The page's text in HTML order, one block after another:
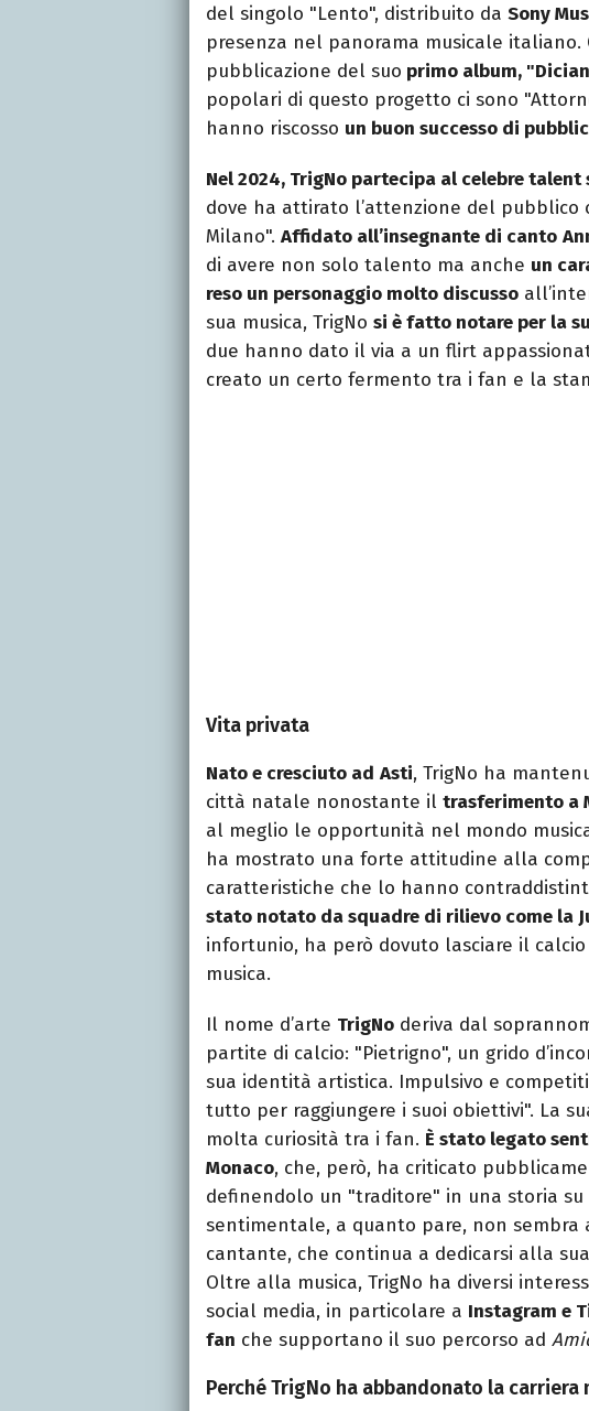
del singolo "Lento", distribuito da Sony
presenza nel panorama musicale
pubblicazione del suo primo album,
popolari di questo progetto ci sono
hanno riscosso un buon successo di
Nel 2024, TrigNo partecipa al celebre talent
dove ha attirato l’attenzione del
Milano". Affidato all’insegnante di canto
di avere non solo talento ma anche un
reso un personaggio molto discusso
sua musica, TrigNo si è fatto notare per la
due hanno dato il via a un flirt
creato un certo fermento tra i fan e la
Vita privata
Nato e cresciuto ad Asti, TrigNo ha
città natale nonostante il trasferimento a
al meglio le opportunità nel mondo
ha mostrato una forte attitudine alla
caratteristiche che lo hanno
stato notato da squadre di rilievo come la
infortunio, ha però dovuto lasciare il
musica.
Il nome d’arte TrigNo deriva dal
partite di calcio: "Pietrigno", un grido
sua identità artistica. Impulsivo e
tutto per raggiungere i suoi obiettivi". La
molta curiosità tra i fan. È stato legato
Monaco, che, però, ha criticato
definendolo un "traditore" in una storia su
sentimentale, a quanto pare, non sembra
cantante, che continua a dedicarsi alla
Oltre alla musica, TrigNo ha diversi
social media, in particolare a Instagram e
fan che supportano il suo percorso ad
Perché TrigNo ha abbandonato la carriera